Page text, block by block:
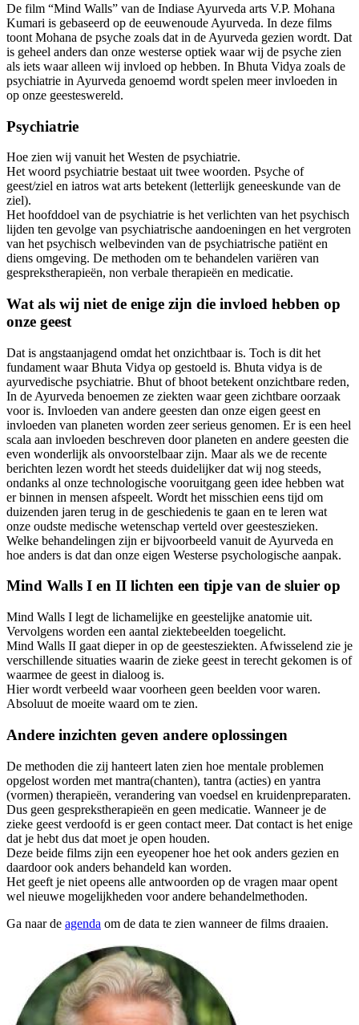
De film “Mind Walls” van de Indiase Ayurveda arts V.P. Mohana
Kumari is gebaseerd op de eeuwenoude Ayurveda. In deze films
toont Mohana de psyche zoals dat in de Ayurveda gezien wordt. Dat
is geheel anders dan onze westerse optiek waar wij de psyche zien
als iets waar alleen wij invloed op hebben. In Bhuta Vidya zoals de
psychiatrie in Ayurveda genoemd wordt spelen meer invloeden in
op onze geesteswereld.
Psychiatrie
Hoe zien wij vanuit het Westen de psychiatrie.
Het woord psychiatrie bestaat uit twee woorden. Psyche of
geest/ziel en iatros wat arts betekent (letterlijk geneeskunde van de
ziel).
Het hoofddoel van de psychiatrie is het verlichten van het psychisch
lijden ten gevolge van psychiatrische aandoeningen en het vergroten
van het psychisch welbevinden van de psychiatrische patiënt en
diens omgeving. De methoden om te behandelen variëren van
gesprekstherapieën, non verbale therapieën en medicatie.
Wat als wij niet de enige zijn die invloed hebben op
onze geest
Dat is angstaanjagend omdat het onzichtbaar is. Toch is dit het
fundament waar Bhuta Vidya op gestoeld is. Bhuta vidya is de
ayurvedische psychiatrie. Bhut of bhoot betekent onzichtbare reden,
In de Ayurveda benoemen ze ziekten waar geen zichtbare oorzaak
voor is. Invloeden van andere geesten dan onze eigen geest en
invloeden van planeten worden zeer serieus genomen. Er is een heel
scala aan invloeden beschreven door planeten en andere geesten die
even wonderlijk als onvoorstelbaar zijn. Maar als we de recente
berichten lezen wordt het steeds duidelijker dat wij nog steeds,
ondanks al onze technologische vooruitgang geen idee hebben wat
er binnen in mensen afspeelt. Wordt het misschien eens tijd om
duizenden jaren terug in de geschiedenis te gaan en te leren wat
onze oudste medische wetenschap verteld over geesteszieken.
Welke behandelingen zijn er bijvoorbeeld vanuit de Ayurveda en
hoe anders is dat dan onze eigen Westerse psychologische aanpak.
Mind Walls I en II lichten een tipje van de sluier op
Mind Walls I legt de lichamelijke en geestelijke anatomie uit.
Vervolgens worden een aantal ziektebeelden toegelicht.
Mind Walls II gaat dieper in op de geestesziekten. Afwisselend zie je
verschillende situaties waarin de zieke geest in terecht gekomen is of
waarmee de geest in dialoog is.
Hier wordt verbeeld waar voorheen geen beelden voor waren.
Absoluut de moeite waard om te zien.
Andere inzichten geven andere oplossingen
De methoden die zij hanteert laten zien hoe mentale problemen
opgelost worden met mantra(chanten), tantra (acties) en yantra
(vormen) therapieën, verandering van voedsel en kruidenpreparaten.
Dus geen gesprekstherapieën en geen medicatie. Wanneer je de
zieke geest verdoofd is er geen contact meer. Dat contact is het enige
dat je hebt dus dat moet je open houden.
Deze beide films zijn een eyeopener hoe het ook anders gezien en
daardoor ook anders behandeld kan worden.
Het geeft je niet opeens alle antwoorden op de vragen maar opent
wel nieuwe mogelijkheden voor andere behandelmethoden.
Ga naar de agenda om de data te zien wanneer de films draaien.